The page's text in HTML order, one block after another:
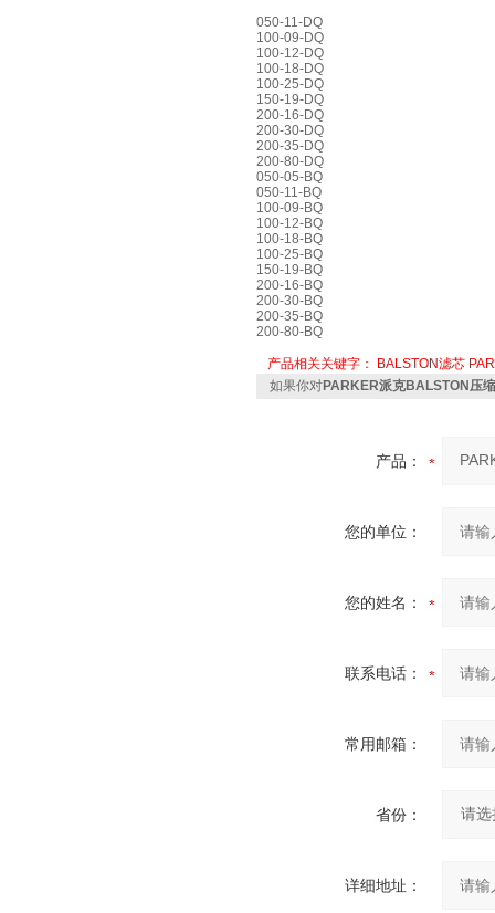
050-11-DQ
100-09-DQ
100-12-DQ
100-18-DQ
100-25-DQ
150-19-DQ
200-16-DQ
200-30-DQ
200-35-DQ
200-80-DQ
050-05-BQ
050-11-BQ
100-09-BQ
100-12-BQ
100-18-BQ
100-25-BQ
150-19-BQ
200-16-BQ
200-30-BQ
200-35-BQ
200-80-BQ
产品相关关键字： BALSTON滤芯
如果你对PARKER派克BALSTON压
产品：
您的单位：
您的姓名：
联系电话：
常用邮箱：
省份：
详细地址：